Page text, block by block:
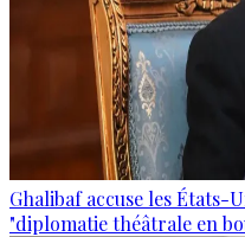
Ghalibaf accuse les États-
"diplomatie théâtrale en